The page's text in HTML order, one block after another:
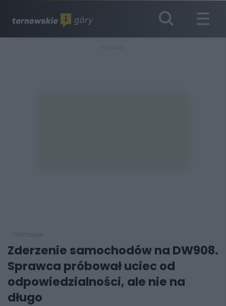
Zderzenie samochodów na DW908.
Sprawca próbował uciec od
odpowiedzialności, ale nie na
długo